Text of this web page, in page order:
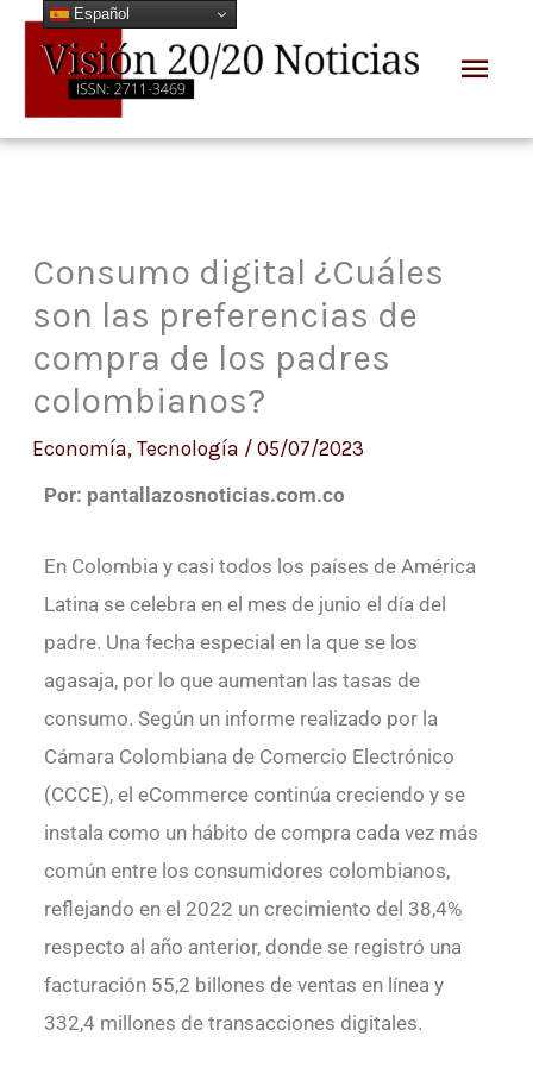
contenido
Consumo digital ¿Cuáles
son las preferencias de
compra de los padres
colombianos?
Economía, Tecnología / 05/07/2023
Por: pantallazosnoticias.com.co
En Colombia y casi todos los países de América
Latina se celebra en el mes de junio el día del
padre. Una fecha especial en la que se los
agasaja, por lo que aumentan las tasas de
consumo. Según un informe realizado por la
Cámara Colombiana de Comercio Electrónico
(CCCE), el eCommerce continúa creciendo y se
instala como un hábito de compra cada vez más
común entre los consumidores colombianos,
reflejando en el 2022 un crecimiento del 38,4%
respecto al año anterior, donde se registró una
facturación 55,2 billones de ventas en línea y
332,4 millones de transacciones digitales.
Español